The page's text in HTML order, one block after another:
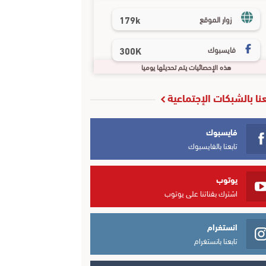
زوار الموقع 179k
فايسبوك 300K
هذه الإحصائيات يتم تحديثها يوميا
بالشبكات الإجتماعية
فايسبوك
تابعنا بالفايسبوك
يوتوب
اشترك بقناتنا على يوتوب
انستغرام
تابعنا بانستغرام